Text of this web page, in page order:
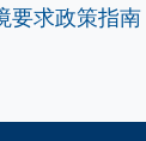
要求政策指南